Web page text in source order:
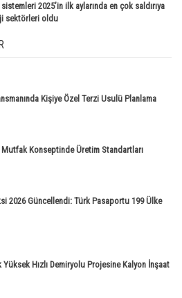
2025’in ilk aylarında en çok saldırıya
sektörleri oldu
Kişiye Özel Terzi Usulü Planlama
Konseptinde Üretim Standartları
2026 Güncellendi: Türk Pasaportu 199 Ülke
Hızlı Demiryolu Projesine Kalyon İnşaat